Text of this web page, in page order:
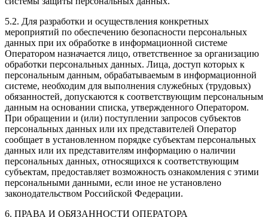
5.2. Для разработки и осуществления конкретных
мероприятий по обеспечению безопасности персональных
данных при их обработке в информационной системе
Оператором назначается лицо, ответственное за организацию
обработки персональных данных. Лица, доступ которых к
персональным данным, обрабатываемым в информационной
системе, необходим для выполнения служебных (трудовых)
обязанностей, допускаются к соответствующим персональным
данным на основании списка, утвержденного Оператором.
При обращении и (или) поступлении запросов субъектов
персональных данных или их представителей Оператор
сообщает в установленном порядке субъектам персональных
данных или их представителям информацию о наличии
персональных данных, относящихся к соответствующим
субъектам, предоставляет возможность ознакомления с этими
персональными данными, если иное не установлено
законодательством Российской Федерации.
6. ПРАВА И ОБЯЗАННОСТИ ОПЕРАТОРА